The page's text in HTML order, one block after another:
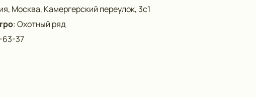
Москва, Камергерский переулок, 3с1
:Охотный ряд
63-37